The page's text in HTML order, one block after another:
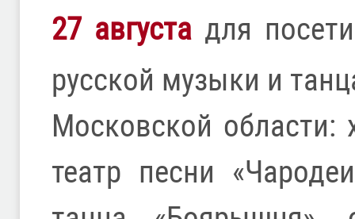
27 августадля
русской музыки и
Московской области:
театр песни